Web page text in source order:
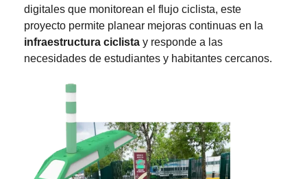
digitales que monitorean el flujo ciclista, este
proyecto permite planear mejoras continuas en la
infraestructura ciclista y responde a las
necesidades de estudiantes y habitantes cercanos.